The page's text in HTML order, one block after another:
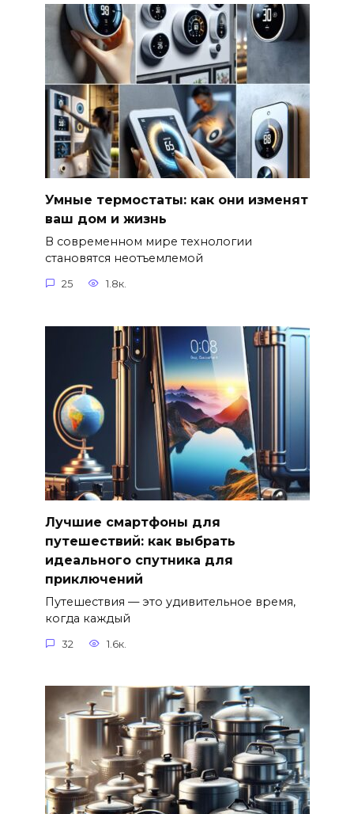
Умные термостаты: как они изменят
ваш дом и жизнь
В современном мире технологии
становятся неотъемлемой
25 1.8к.
Лучшие смартфоны для
путешествий: как выбрать
идеального спутника для
приключений
Путешествия — это удивительное время,
когда каждый
32 1.6к.